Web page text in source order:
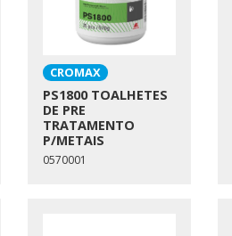
CROMAX
PS1800 TOALHETES
DE PRE
TRATAMENTO
P/METAIS
0570001